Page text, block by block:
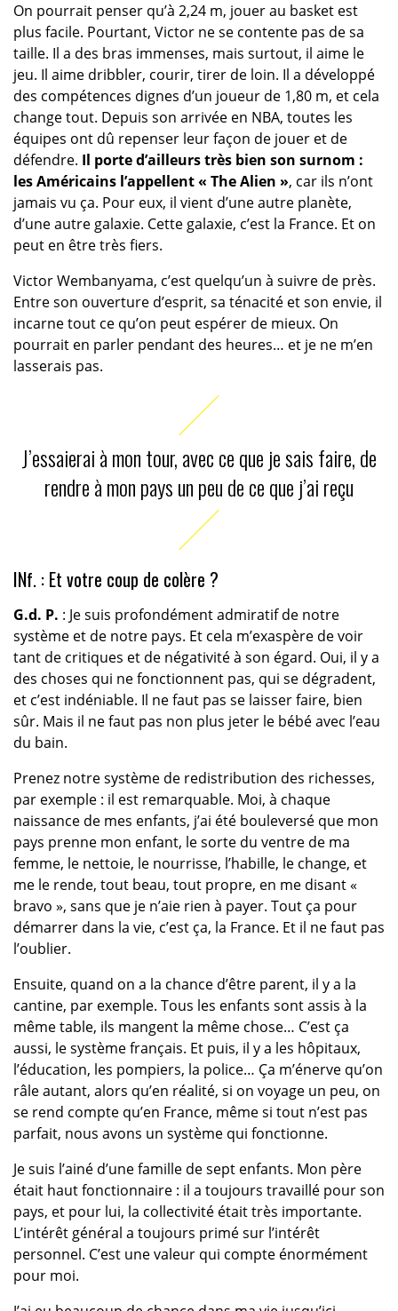
On pourrait penser qu’à 2,24 m, jouer au basket est
plus facile. Pourtant, Victor ne se contente pas de sa
taille. Il a des bras immenses, mais surtout, il aime le
jeu. Il aime dribbler, courir, tirer de loin. Il a développé
des compétences dignes d’un joueur de 1,80 m, et cela
change tout. Depuis son arrivée en NBA, toutes les
équipes ont dû repenser leur façon de jouer et de
défendre. Il porte d’ailleurs très bien son surnom :
les Américains l’appellent « The Alien », car ils n’ont
jamais vu ça. Pour eux, il vient d’une autre planète,
d’une autre galaxie. Cette galaxie, c’est la France. Et on
peut en être très fiers.
Victor Wembanyama, c’est quelqu’un à suivre de près.
Entre son ouverture d’esprit, sa ténacité et son envie, il
incarne tout ce qu’on peut espérer de mieux. On
pourrait en parler pendant des heures… et je ne m’en
lasserais pas.
J’essaierai à mon tour, avec ce que je sais faire, de
rendre à mon pays un peu de ce que j’ai reçu
INf. : Et votre coup de colère ?
G.d. P. : Je suis profondément admiratif de notre
système et de notre pays. Et cela m’exaspère de voir
tant de critiques et de négativité à son égard. Oui, il y a
des choses qui ne fonctionnent pas, qui se dégradent,
et c’est indéniable. Il ne faut pas se laisser faire, bien
sûr. Mais il ne faut pas non plus jeter le bébé avec l’eau
du bain.
Prenez notre système de redistribution des richesses,
par exemple : il est remarquable. Moi, à chaque
naissance de mes enfants, j’ai été bouleversé que mon
pays prenne mon enfant, le sorte du ventre de ma
femme, le nettoie, le nourrisse, l’habille, le change, et
me le rende, tout beau, tout propre, en me disant «
bravo », sans que je n’aie rien à payer. Tout ça pour
démarrer dans la vie, c’est ça, la France. Et il ne faut pas
l’oublier.
Ensuite, quand on a la chance d’être parent, il y a la
cantine, par exemple. Tous les enfants sont assis à la
même table, ils mangent la même chose… C’est ça
aussi, le système français. Et puis, il y a les hôpitaux,
l’éducation, les pompiers, la police… Ça m’énerve qu’on
râle autant, alors qu’en réalité, si on voyage un peu, on
se rend compte qu’en France, même si tout n’est pas
parfait, nous avons un système qui fonctionne.
Je suis l’ainé d’une famille de sept enfants. Mon père
était haut fonctionnaire : il a toujours travaillé pour son
pays, et pour lui, la collectivité était très importante.
L’intérêt général a toujours primé sur l’intérêt
personnel. C’est une valeur qui compte énormément
pour moi.